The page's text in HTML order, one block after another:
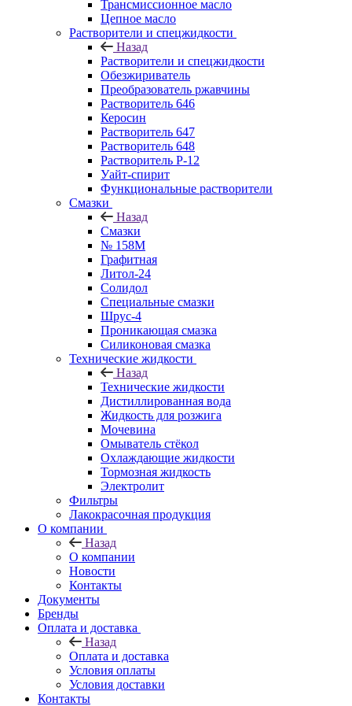
Трансмиссионное масло
Цепное масло
Растворители и спецжидкости
Назад
Растворители и спецжидкости
Обезжириватель
Преобразователь ржавчины
Растворитель 646
Керосин
Растворитель 647
Растворитель 648
Растворитель Р-12
Уайт-спирит
Функциональные растворители
Смазки
Назад
Смазки
№ 158М
Графитная
Литол-24
Солидол
Специальные смазки
Шрус-4
Проникающая смазка
Силиконовая смазка
Технические жидкости
Назад
Технические жидкости
Дистиллированная вода
Жидкость для розжига
Мочевина
Омыватель стёкол
Охлаждающие жидкости
Тормозная жидкость
Электролит
Фильтры
Лакокрасочная продукция
О компании
Назад
О компании
Новости
Контакты
Документы
Бренды
Оплата и доставка
Назад
Оплата и доставка
Условия оплаты
Условия доставки
Контакты